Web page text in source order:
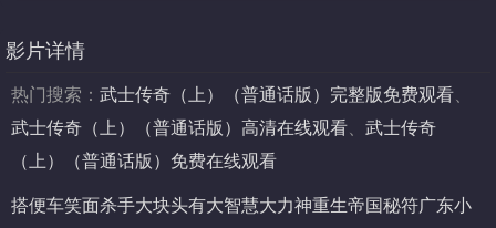
影片详情
热门搜索： 武士传奇（上）（普通话版）完整版免费观看
武士传奇（上）（普通话版）高清在线观看
武士传奇
（上）（普通话版）免费在线观看
搭便车笑面杀手大块头有大智慧大力神重生帝国秘符广东小